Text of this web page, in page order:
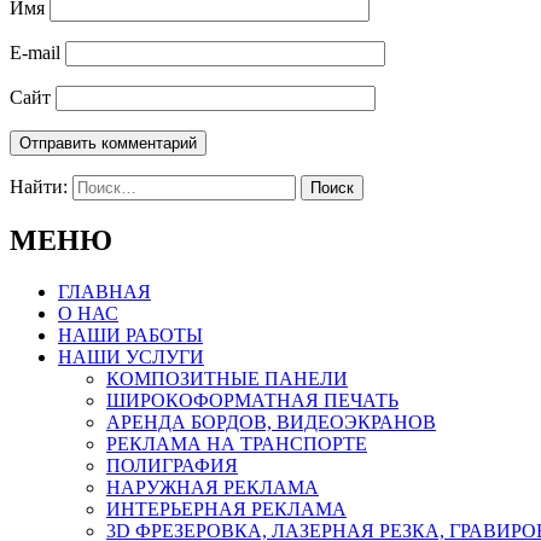
Имя
E-mail
Сайт
Найти:
МЕНЮ
ГЛАВНАЯ
О НАС
НАШИ РАБОТЫ
НАШИ УСЛУГИ
КОМПОЗИТНЫЕ ПАНЕЛИ
ШИРОКОФОРМАТНАЯ ПЕЧАТЬ
АРЕНДА БОРДОВ, ВИДЕОЭКРАНОВ
РЕКЛАМА НА ТРАНСПОРТЕ
ПОЛИГРАФИЯ
НАРУЖНАЯ РЕКЛАМА
ИНТЕРЬЕРНАЯ РЕКЛАМА
3D ФРЕЗЕРОВКА, ЛАЗЕРНАЯ РЕЗКА,